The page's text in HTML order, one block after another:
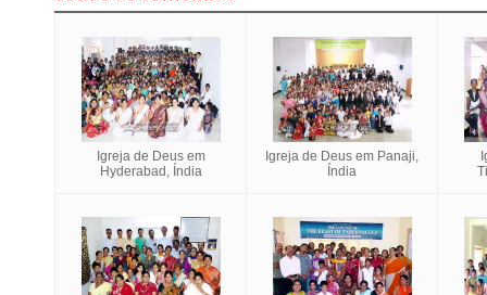
Igreja de Deus em
Hyderabad, Índia
Igreja de Deus em Panaji,
Índia